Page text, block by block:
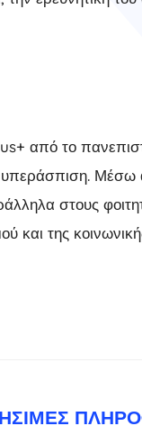
από το
υπεράσπιση. Μέσω
στους
και της